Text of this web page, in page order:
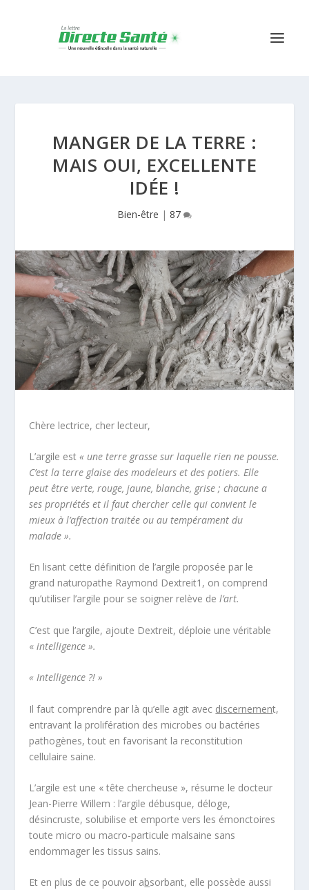
MANGER DE LA TERRE :
MAIS OUI, EXCELLENTE
IDÉE !
Bien-être | 87
Chère lectrice, cher lecteur,
L’argile est « une terre grasse sur laquelle rien ne pousse.
C’est la terre glaise des modeleurs et des potiers. Elle
peut être verte, rouge, jaune, blanche, grise ; chacune a
ses propriétés et il faut chercher celle qui convient le
mieux à l’affection traitée ou au tempérament du
malade ».
En lisant cette définition de l’argile proposée par le
grand naturopathe Raymond Dextreit1 , on comprend
qu’utiliser l’argile pour se soigner relève del’art.
C’est que l’argile, ajoute Dextreit, déploie une véritable
«intelligence ».
« Intelligence ?! »
Il faut comprendre par là qu’elle agit avec discernement,
entravant la prolifération des microbes ou bactéries
pathogènes, tout en favorisant la reconstitution
cellulaire saine.
L’argile est une « tête chercheuse », résume le docteur
Jean-Pierre Willem : l’argile débusque, déloge,
désincruste, solubilise et emporte vers les émonctoires
toute micro ou macro-particule malsaine sans
endommager les tissus sains.
Et en plus de ce pouvoir absorbant, elle possède aussi